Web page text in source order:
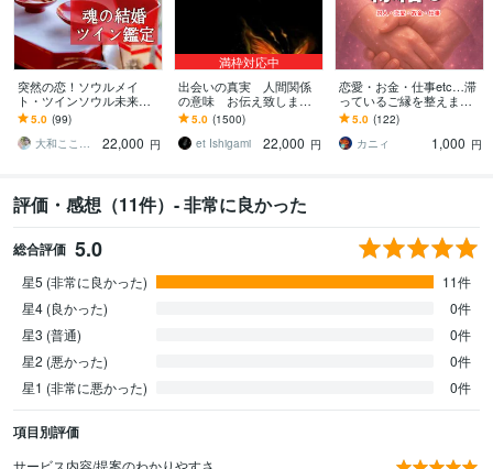
突然の恋！ソウルメイ
ト・ツインソウル未来鑑
定します 【ご縁結びプロ
鑑定歴25年・2万人】❤️恋
愛❤️結婚❤️復縁
5.0 (99)
大和こころ❤️ご縁結び師【鑑定歴25年】
22,000 円
満枠対応中
出会いの真実 人間関係
の意味 お伝え致します
恋愛、結婚、家族、魂の
約束。純粋な愛情の形を
心に刻んで生きる
5.0 (1500)
et Ishigami
22,000 円
恋愛・お金・仕事etc…滞
っているご縁を整えます
あらゆるご縁を結ぶエネ
ルギー調整
5.0 (122)
カニィ
1,000 円
評価・感想（11件）- 非常に良かった
総合評価 5.0
星5 (非常に良かった)
11件
星4 (良かった)
0件
星3 (普通)
0件
星2 (悪かった)
0件
星1 (非常に悪かった)
0件
項目別評価
サービス内容/提案のわかりやすさ